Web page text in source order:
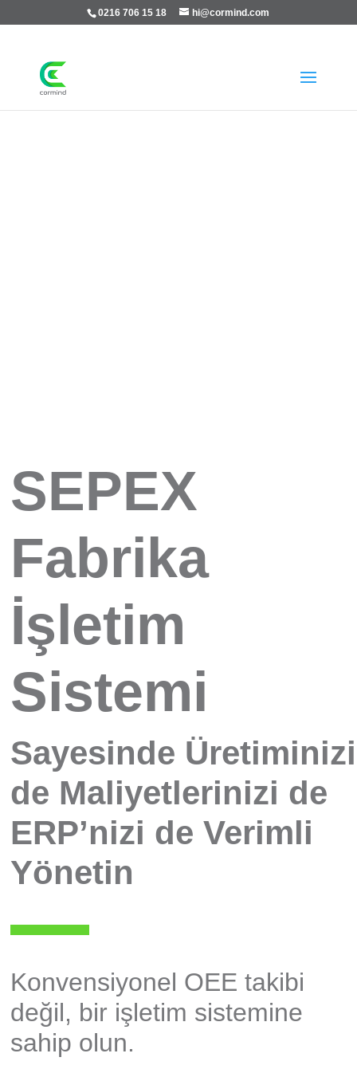
0216 706 15 18 hi@cormind.com
SEPEX
Fabrika
İşletim
Sistemi
Sayesinde Üretiminizi
de Maliyetlerinizi de
ERP’nizi de Verimli
Yönetin
Konvensiyonel OEE takibi
değil, bir işletim sistemine
sahip olun.